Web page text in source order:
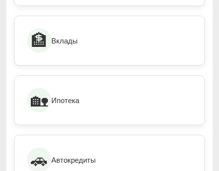
🏦 Вклады
🏡 Ипотека
🚗 Автокредиты